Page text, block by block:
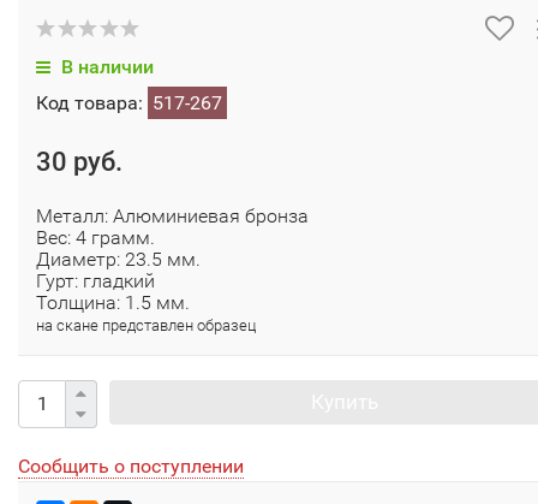
В наличии
Код товара: 517-267
30 руб.
Металл: Алюминиевая бронза
Вес: 4 грамм.
Диаметр: 23.5 мм.
Гурт: гладкий
Толщина: 1.5 мм.
на скане представлен образец
Сообщить о поступлении